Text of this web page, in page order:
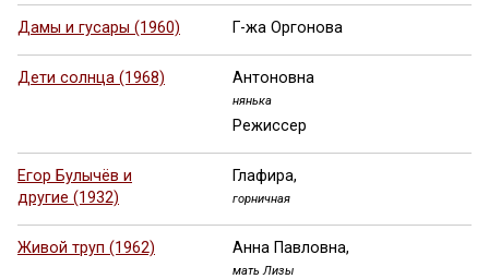
Дамы и гусары (1960) Г-жа Оргонова
Дети солнца (1968) Антоновна
нянька
Режиссер
Егор Булычёв и
другие (1932)
Глафира,
горничная
Живой труп (1962) Анна Павловна,
мать Лизы